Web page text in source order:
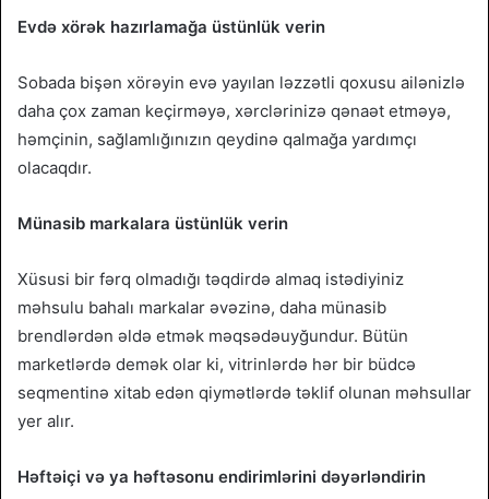
Evdə xörək hazırlamağa üstünlük verin
Sobada bişən xörəyin evə yayılan ləzzətli qoxusu ailənizlə
daha çox zaman keçirməyə, xərclərinizə qənaət etməyə,
həmçinin, sağlamlığınızın qeydinə qalmağa yardımçı
olacaqdır.
Münasib markalara üstünlük verin
Xüsusi bir fərq olmadığı təqdirdə almaq istədiyiniz
məhsulu bahalı markalar əvəzinə, daha münasib
brendlərdən əldə etmək məqsədəuyğundur. Bütün
marketlərdə demək olar ki, vitrinlərdə hər bir büdcə
seqmentinə xitab edən qiymətlərdə təklif olunan məhsullar
yer alır.
Həftəiçi və ya həftəsonu endirimlərini dəyərləndirin